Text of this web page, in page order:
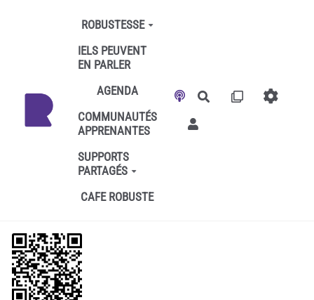
Aller au contenu principal
ROBUSTESSE
IELS PEUVENT
EN PARLER
AGENDA
COMMUNAUTÉS
APPRENANTES
SUPPORTS
PARTAGÉS
CAFE ROBUSTE
Rechercher